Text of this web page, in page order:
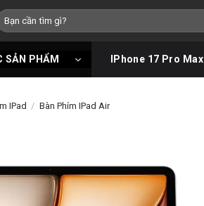
SẢN PHẨM IPhone 17 Pro Max
IPad / Bàn Phím IPad Air